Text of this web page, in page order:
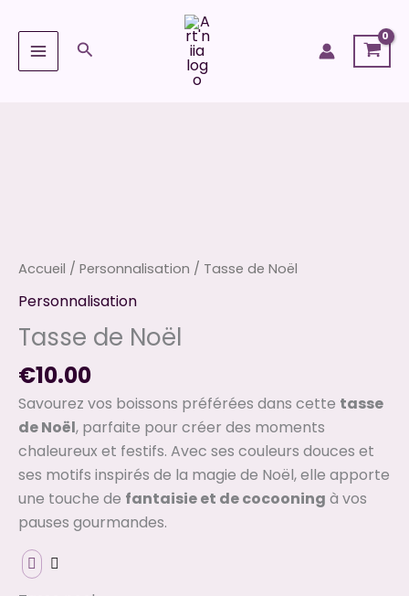
contenu
Rechercher
Accueil / Personnalisation / Tasse de Noël
Personnalisation
Tasse de Noël
€10.00
Savourez vos boissons préférées dans cette tasse
de Noël, parfaite pour créer des moments
chaleureux et festifs. Avec ses couleurs douces et
ses motifs inspirés de la magie de Noël, elle apporte
une touche de fantaisie et de cocooning à vos
pauses gourmandes.